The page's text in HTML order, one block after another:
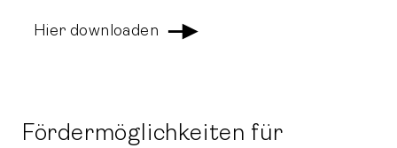
Hier downloaden
Fördermöglichkeiten für